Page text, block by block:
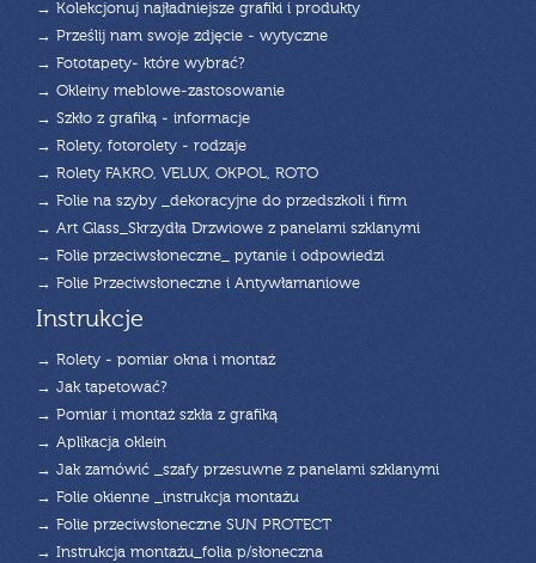
→ Kolekcjonuj najładniejsze grafiki i produkty
→ Prześlij nam swoje zdjęcie - wytyczne
→ Fototapety- które wybrać?
→ Okleiny meblowe-zastosowanie
→ Szkło z grafiką - informacje
→ Rolety, fotorolety - rodzaje
→ Rolety FAKRO, VELUX, OKPOL, ROTO
→ Folie na szyby _dekoracyjne do przedszkoli i firm
→ Art Glass_Skrzydła Drzwiowe z panelami szklanymi
→ Folie przeciwsłoneczne_ pytanie i odpowiedzi
→ Folie Przeciwsłoneczne i Antywłamaniowe
Instrukcje
→ Rolety - pomiar okna i montaż
→ Jak tapetować?
→ Pomiar i montaż szkła z grafiką
→ Aplikacja oklein
→ Jak zamówić _szafy przesuwne z panelami szklanymi
→ Folie okienne _instrukcja montażu
→ Folie przeciwsłoneczne SUN PROTECT
→ Instrukcja montażu_folia p/słoneczna